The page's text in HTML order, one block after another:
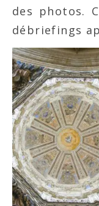
des photos.
débriefings